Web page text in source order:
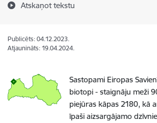
Atskaņot tekstu
Publicēts: 04.12.2023.
Atjaunināts: 19.04.2024.
Sastopami Eiropas
biotopi - staignāju meži
piejūras kāpas 2180, kā
īpaši aizsargājamo